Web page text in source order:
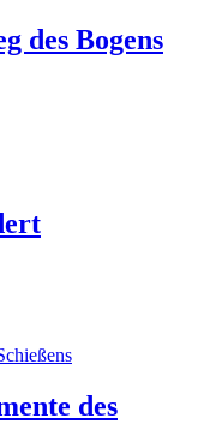
des Bogens
des